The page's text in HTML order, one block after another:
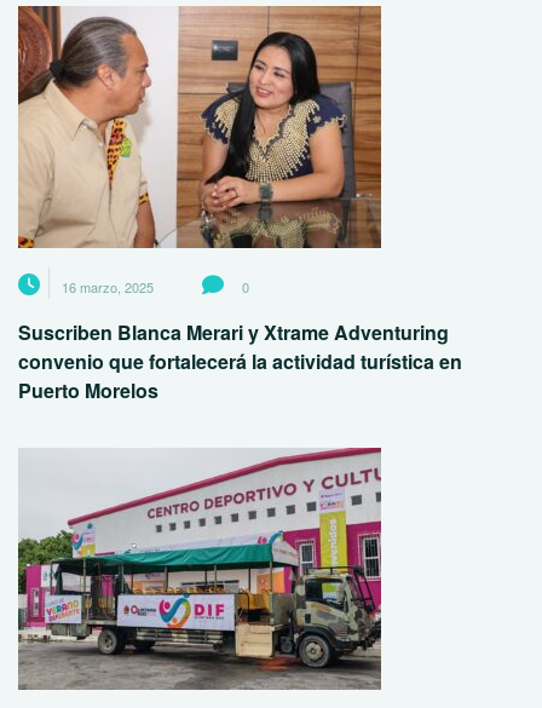
16 marzo, 2025 0
Suscriben Blanca Merari y Xtrame Adventuring
convenio que fortalecerá la actividad turística en
Puerto Morelos